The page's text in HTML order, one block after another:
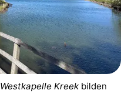
Westkapelle Kreek bilden